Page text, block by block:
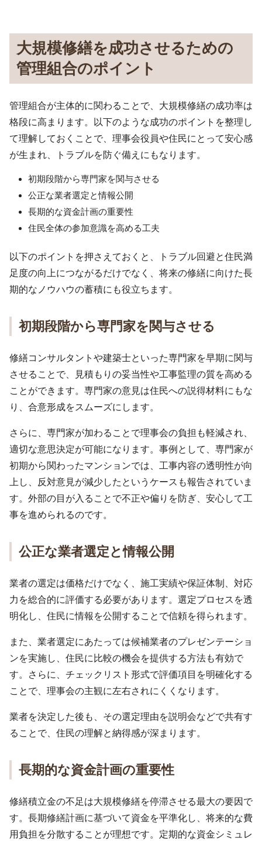
大規模修繕を成功させるための
管理組合のポイント
管理組合が主体的に関わることで、大規模修繕の成功率は
格段に高まります。以下のような成功のポイントを整理し
て理解しておくことで、理事会役員や住民にとって安心感
が生まれ、トラブルを防ぐ備えにもなります。
初期段階から専門家を関与させる
公正な業者選定と情報公開
長期的な資金計画の重要性
住民全体の参加意識を高める工夫
以下のポイントを押さえておくと、トラブル回避と住民満
足度の向上につながるだけでなく、将来の修繕に向けた長
期的なノウハウの蓄積にも役立ちます。
初期段階から専門家を関与させる
修繕コンサルタントや建築士といった専門家を早期に関与
させることで、見積もりの妥当性や工事監理の質を高める
ことができます。専門家の意見は住民への説得材料にもな
り、合意形成をスムーズにします。
さらに、専門家が加わることで理事会の負担も軽減され、
適切な意思決定が可能になります。事例として、専門家が
初期から関わったマンションでは、工事内容の透明性が向
上し、反対意見が減少したというケースも報告されていま
す。外部の目が入ることで不正や偏りを防ぎ、安心して工
事を進められるのです。
公正な業者選定と情報公開
業者の選定は価格だけでなく、施工実績や保証体制、対応
力を総合的に評価する必要があります。選定プロセスを透
明化し、住民に情報を公開することで信頼を得られます。
また、業者選定にあたっては候補業者のプレゼンテーショ
ンを実施し、住民に比較の機会を提供する方法も有効で
す。さらに、チェックリスト形式で評価項目を明確化する
ことで、理事会の主観に左右されにくくなります。
業者を決定した後も、その選定理由を説明会などで共有す
ることで、住民の理解と納得感が深まります。
長期的な資金計画の重要性
修繕積立金の不足は大規模修繕を停滞させる最大の要因で
す。長期修繕計画に基づいて資金を平準化し、将来的な費
用負担を分散することが理想です。定期的な資金シミュレ